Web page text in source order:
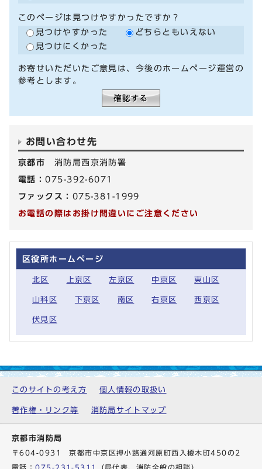
このページは見つけやすかったですか？
見つけやすかった
どちらともいえない
見つけにくかった
お寄せいただいたご意見は、今後のホームページ運営の
参考とします。
お問い合わせ先
京都市 消防局西京消防署
電話：075-392-6071
ファックス： 075-381-1999
お電話の際はお掛け間違いにご注意ください
区役所ホームページ
北区 上京区 左京区 中京区 東山区
山科区 下京区 南区 右京区 西京区
伏見区
このサイトの考え方 個人情報の取扱い
著作権・リンク等 消防局サイトマップ
京都市消防局
〒604-0931 京都市中京区押小路通河原町西入榎木町450の2
電話：075-231-5311 （局代表、消防全般の相談）